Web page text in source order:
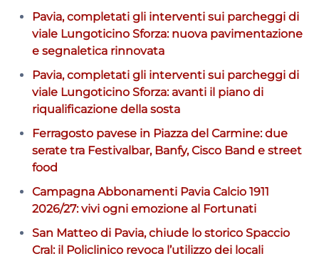
Pavia, completati gli interventi sui parcheggi di
viale Lungoticino Sforza: nuova pavimentazione
e segnaletica rinnovata
Pavia, completati gli interventi sui parcheggi di
viale Lungoticino Sforza: avanti il piano di
riqualificazione della sosta
Ferragosto pavese in Piazza del Carmine: due
serate tra Festivalbar, Banfy, Cisco Band e street
food
Campagna Abbonamenti Pavia Calcio 1911
2026/27: vivi ogni emozione al Fortunati
San Matteo di Pavia, chiude lo storico Spaccio
Cral: il Policlinico revoca l’utilizzo dei locali